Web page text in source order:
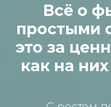
Всё о
простыми
это за
как на